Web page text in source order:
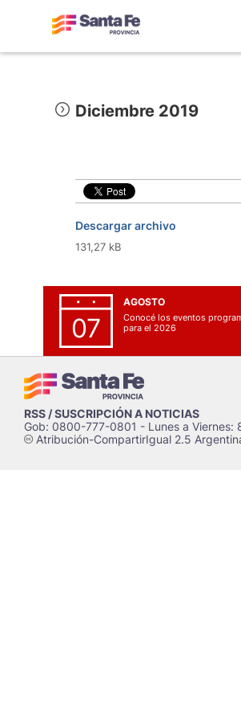
Diciembre 2019
Descargar archivo
131,27 kB
07
AGOSTO
Conocé los eventos
para el 2026
RSS / SUSCRIPCIÓN A NOTICIAS
Gob: 0800-777-0801 - Lunes a Viernes:
cAtribución-CompartirIgual 2.5